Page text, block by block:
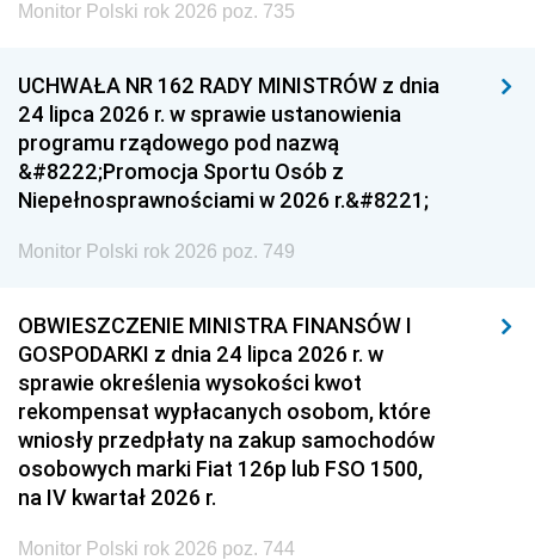
Monitor Polski rok 2026 poz. 735
UCHWAŁA NR 162 RADY MINISTRÓW z dnia
24 lipca 2026 r. w sprawie ustanowienia
programu rządowego pod nazwą
&#8222;Promocja Sportu Osób z
Niepełnosprawnościami w 2026 r.&#8221;
Monitor Polski rok 2026 poz. 749
OBWIESZCZENIE MINISTRA FINANSÓW I
GOSPODARKI z dnia 24 lipca 2026 r. w
sprawie określenia wysokości kwot
rekompensat wypłacanych osobom, które
wniosły przedpłaty na zakup samochodów
osobowych marki Fiat 126p lub FSO 1500,
na IV kwartał 2026 r.
Monitor Polski rok 2026 poz. 744